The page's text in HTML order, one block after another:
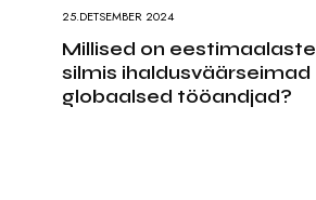
25.DETSEMBER 2024
Millised on eestimaalaste
silmis ihaldusväärseimad
globaalsed tööandjad?